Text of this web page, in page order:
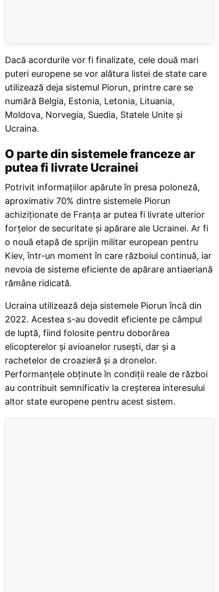
Dacă acordurile vor fi finalizate, cele două mari
puteri europene se vor alătura listei de state care
utilizează deja sistemul Piorun, printre care se
numără Belgia, Estonia, Letonia, Lituania,
Moldova, Norvegia, Suedia, Statele Unite și
Ucraina.
O parte din sistemele franceze ar
putea fi livrate Ucrainei
Potrivit informațiilor apărute în presa poloneză,
aproximativ 70% dintre sistemele Piorun
achiziționate de Franța ar putea fi livrate ulterior
forțelor de securitate și apărare ale Ucrainei. Ar fi
o nouă etapă de sprijin militar european pentru
Kiev, într-un moment în care războiul continuă, iar
nevoia de sisteme eficiente de apărare antiaeriană
rămâne ridicată.
Ucraina utilizează deja sistemele Piorun încă din
2022. Acestea s-au dovedit eficiente pe câmpul
de luptă, fiind folosite pentru doborârea
elicopterelor și avioanelor rusești, dar și a
rachetelor de croazieră și a dronelor.
Performanțele obținute în condiții reale de război
au contribuit semnificativ la creșterea interesului
altor state europene pentru acest sistem.